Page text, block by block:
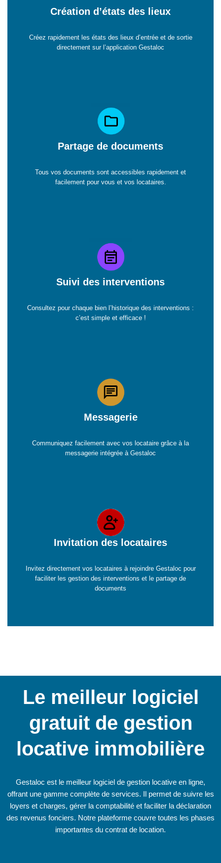
Création d’états des lieux
Créez rapidement les états des lieux d’entrée et de sortie
directement sur l’application Gestaloc
Partage de documents
Tous vos documents sont accessibles rapidement et
facilement pour vous et vos locataires.
Suivi des interventions
Consultez pour chaque bien l’historique des interventions :
c’est simple et efficace !
Messagerie
Communiquez facilement avec vos locataire grâce à la
messagerie intégrée à Gestaloc
Invitation des locataires
Invitez directement vos locataires à rejoindre Gestaloc pour
faciliter les gestion des interventions et le partage de
documents
Le meilleur logiciel
gratuit de gestion
locative immobilière
Gestaloc est le meilleur logiciel de gestion locative en ligne,
offrant une gamme complète de services. Il permet de suivre les
loyers et charges, gérer la comptabilité et faciliter la déclaration
des revenus fonciers. Notre plateforme couvre toutes les phases
importantes du contrat de location.